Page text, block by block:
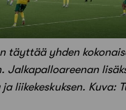
täyttää yhden
Jalka­palloareenan
­liike­keskuksen. Kuva: